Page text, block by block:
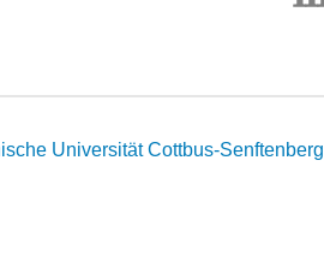
Universität Cottbus-Senftenberg